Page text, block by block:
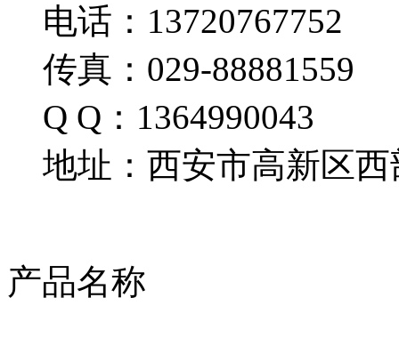
电话：13720767752
传真：029-88881559
Q Q：1364990043
地址：西安市高新区西
产品名称